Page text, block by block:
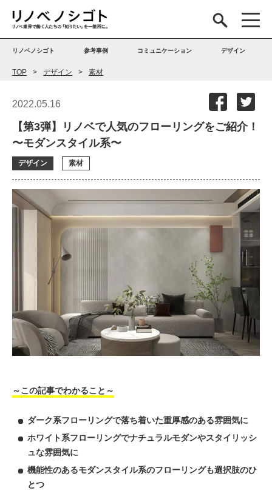
リノベノシゴト 参考事例 コミュニケーション デザイン
TOP デザイン 素材
2022.05.16
【第3弾】リノベで人気のフローリングをご紹介！
〜モダンスタイル系〜
デザイン 素材
～この記事でわかること～
ダーク系フローリングで落ち着いた重厚感のある雰囲気に
ホワイト系フローリングでナチュラルモダンやスタイリッシ
ュな雰囲気に
機能性のあるモダンスタイル系のフローリングも選択肢のひ
とつ